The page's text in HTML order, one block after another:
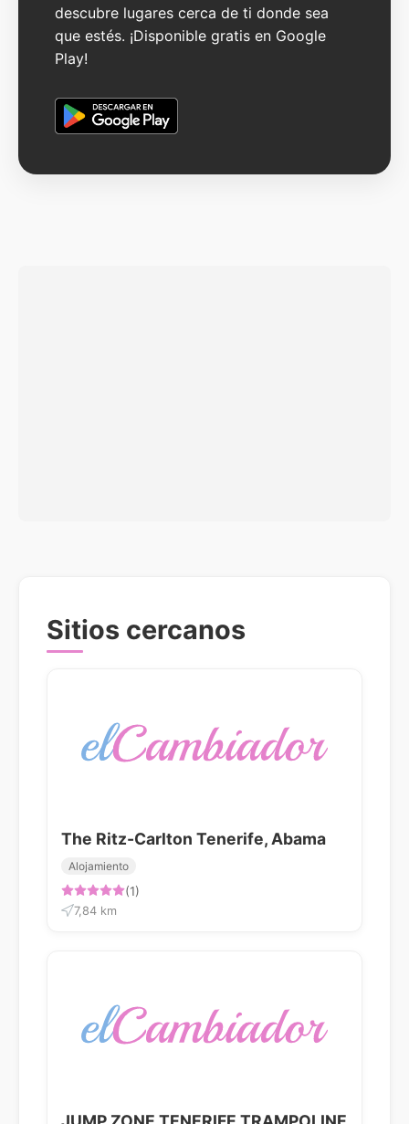
descubre lugares cerca de ti donde sea
que estés. ¡Disponible gratis en Google
Play!
Sitios cercanos
The Ritz-Carlton Tenerife, Abama
Alojamiento
(1)
7,84 km